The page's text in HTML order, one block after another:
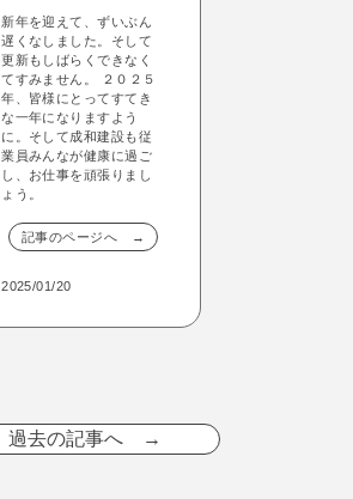
新年を迎えて、ずいぶん
遅くなしました。そして
更新もしばらくできなく
てすみません。 ２０２５
年、皆様にとってすてき
な一年になりますよう
に。そして成和建設も従
業員みんなが健康に過ご
し、お仕事を頑張りまし
ょう。
記事のページへ →
2025/01/20
過去の記事へ →